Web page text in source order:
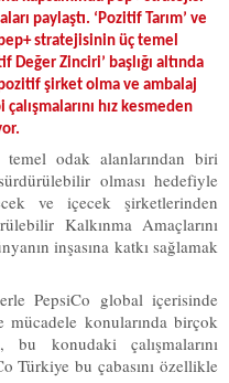
paylaştı. ‘Pozitif Tarım’ ve
stratejisinin üç temel
Zinciri’ başlığı altında
şirket olma ve ambalaj
hız kesmeden
odak alanlarından biri
olması hedefiyle
ve içecek şirketlerinden
Kalkınma Amaçlarını
inşasına katkı sağlamak
PepsiCo global içerisinde
konularında birçok
konudaki çalışmalarını
Türkiye bu çabasını özellikle